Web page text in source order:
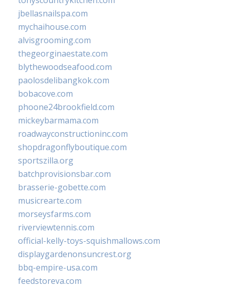
jbellasnailspa.com
mychaihouse.com
alvisgrooming.com
thegeorginaestate.com
blythewoodseafood.com
paolosdelibangkok.com
bobacove.com
phoone24brookfield.com
mickeybarmama.com
roadwayconstructioninc.com
shopdragonflyboutique.com
sportszilla.org
batchprovisionsbar.com
brasserie-gobette.com
musicrearte.com
morseysfarms.com
riverviewtennis.com
official-kelly-toys-squishmallows.com
displaygardenonsuncrest.org
bbq-empire-usa.com
feedstoreva.com